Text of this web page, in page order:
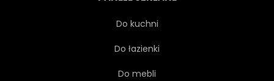
PANORAMA
POŁUDNIE
Do kuchni
Do łazienki
Do mebli